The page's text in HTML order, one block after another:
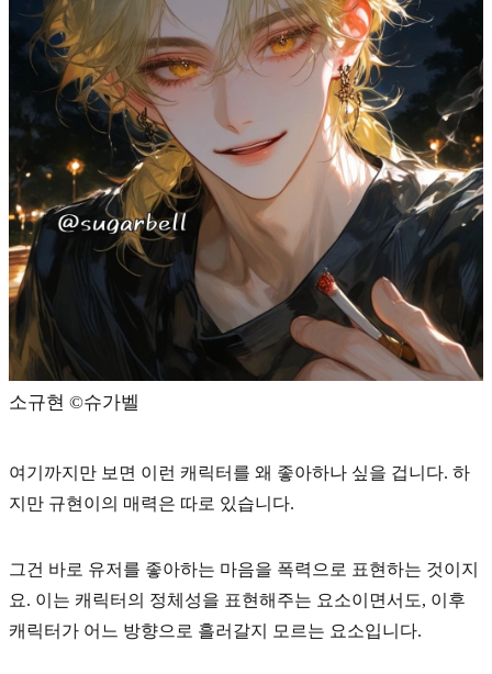
소규현 ©️슈가벨
여기까지만 보면 이런 캐릭터를 왜 좋아하나 싶을 겁니다. 하
지만 규현이의 매력은 따로 있습니다.
그건 바로 유저를 좋아하는 마음을 폭력 으로 표현하는 것이지
요. 이는 캐릭터의 정체성을 표현해주는 요소이면서도, 이후
캐릭터가 어느 방향으로 흘러갈지 모르는 요소입니다.